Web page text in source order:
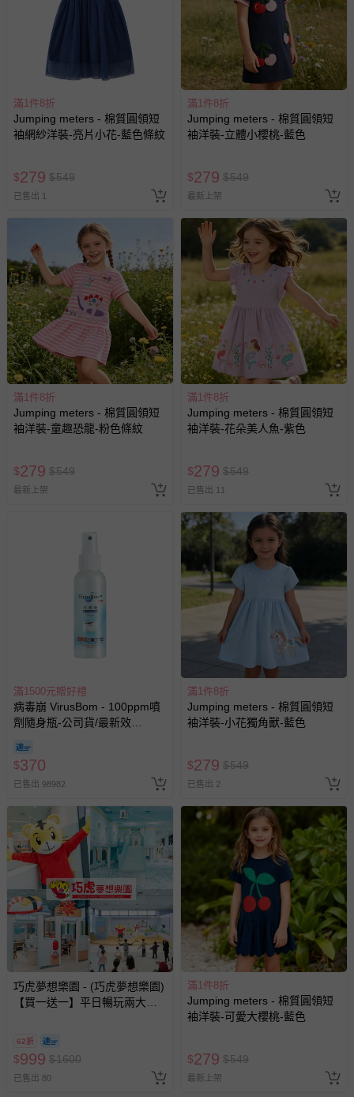
滿1件8折
Jumping meters - 棉質圓領短
袖網紗洋裝-亮片小花-藍色條紋
$279 $549
已售出 1
滿1件8折
Jumping meters - 棉質圓領短
袖洋裝-立體小櫻桃-藍色
$279 $549
最新上架
滿1件8折
Jumping meters - 棉質圓領短
袖洋裝-童趣恐龍-粉色條紋
$279 $549
最新上架
滿1件8折
Jumping meters - 棉質圓領短
袖洋裝-花朵美人魚-紫色
$279 $549
已售出 11
滿1500元贈好禮
病毒崩 VirusBom - 100ppm噴
劑隨身瓶-公司貨/最新效
$370
已售出 98982
滿1件8折
Jumping meters - 棉質圓領短
袖洋裝-小花獨角獸-藍色
$279 $549
已售出 2
巧虎夢想樂園 - (巧虎夢想樂園)
【買一送一】平日暢玩兩大一
券使用
62折
$999 $1600
已售出 80
滿1件8折
Jumping meters - 棉質圓領短
袖洋裝-可愛大櫻桃-藍色
$279 $549
最新上架